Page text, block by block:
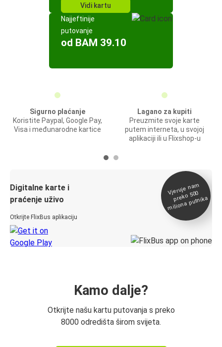
Vidi kartu
Najjeftinije
putovanje
od BAM 39.10
Sigurno plaćanje
Koristite Paypal, Google Pay,
Visa i međunarodne kartice
Lagano za kupiti
Preuzmite svoje karte
putem interneta, u svojoj
aplikaciji ili u Flixshop-u
Digitalne karte i
praćenje uživo
Otkrijte FlixBus aplikaciju
Vjeruje na
m
preko 500
miliona putnika
Kamo dalje?
Otkrijte našu kartu putovanja s preko
8000 odredišta širom svijeta.